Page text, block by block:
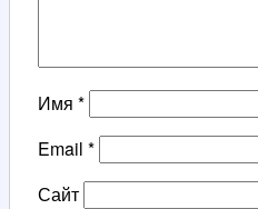
Имя *
Email *
Сайт